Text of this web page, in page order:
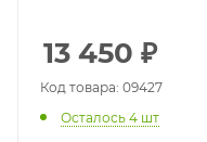
13 450 ₽
Код товара: 09427
Осталось 4 шт